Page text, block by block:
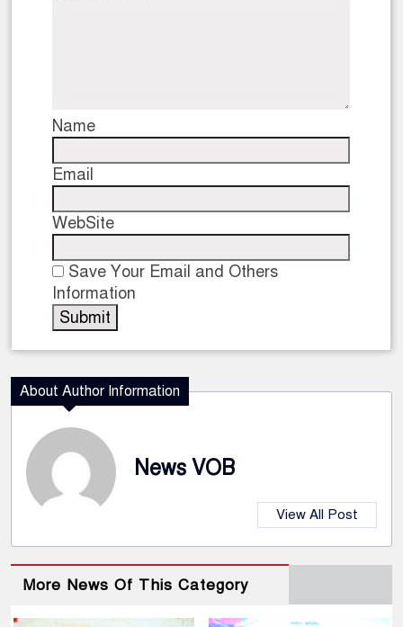
Name
Email
WebSite
Save Your Email and Others
Information
About Author Information
News VOB
View All Post
More News Of This Category